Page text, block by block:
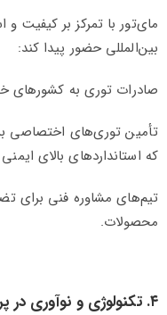
مای‌تور با تمرکز بر کیفیت و
بین‌المللی حضور پیدا کند:
صادرات توری به کشورهای
تأمین توری‌های اختصاصی
که استانداردهای بالای
تیم‌های مشاوره فنی برای
محصولات.
۴. تکنولوژی و نوآوری در پروژه‌های آینده